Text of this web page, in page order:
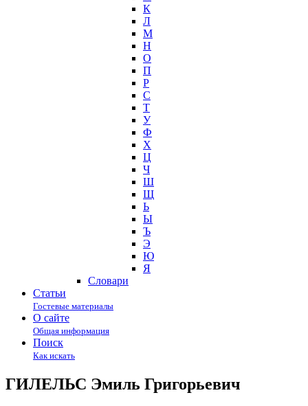
К
Л
М
Н
О
П
Р
С
Т
У
Ф
Х
Ц
Ч
Ш
Щ
Ь
Ы
Ъ
Э
Ю
Я
Cловари
Статьи
Гостевые материалы
О сайте
Общая информация
Поиск
Как искать
ГИЛЕЛЬС Эмиль Григорьевич